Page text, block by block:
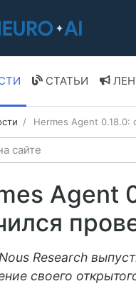
СТАТЬИ
Hermes Agent 0.18.0:
Agent
Research
своего